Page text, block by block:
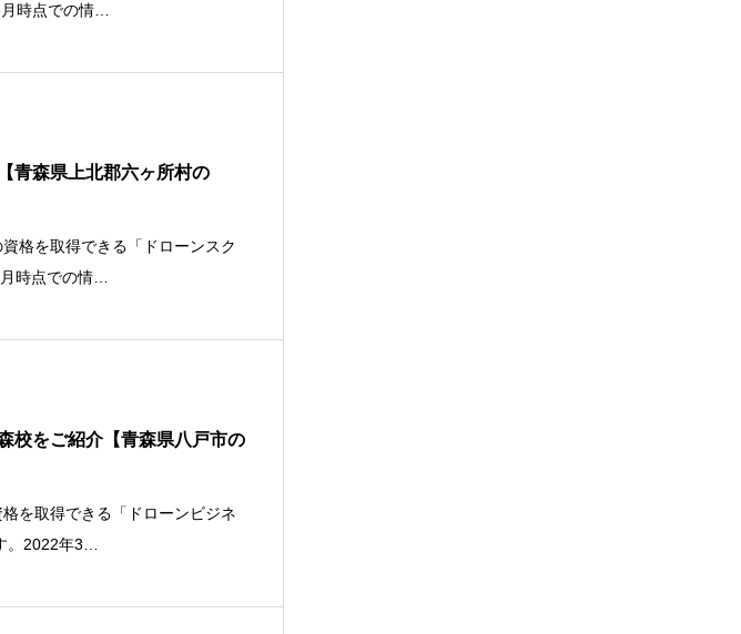
時点での情…
青森県上北郡六ヶ所村の
格を取得できる「ドローンスク
時点での情…
校をご紹介【青森県八戸市の
を取得できる「ドローンビジネ
。2022年3…